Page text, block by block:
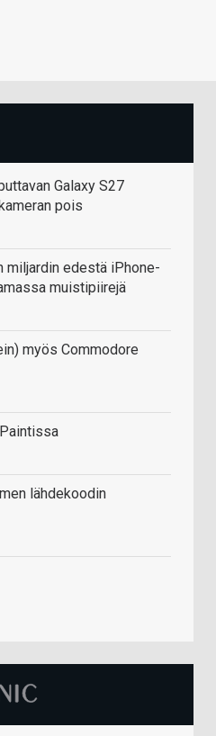
Galaxy S27
pois
miljardin edestä iPhone-
muistipiirejä
myös Commodore
lähdekoodin